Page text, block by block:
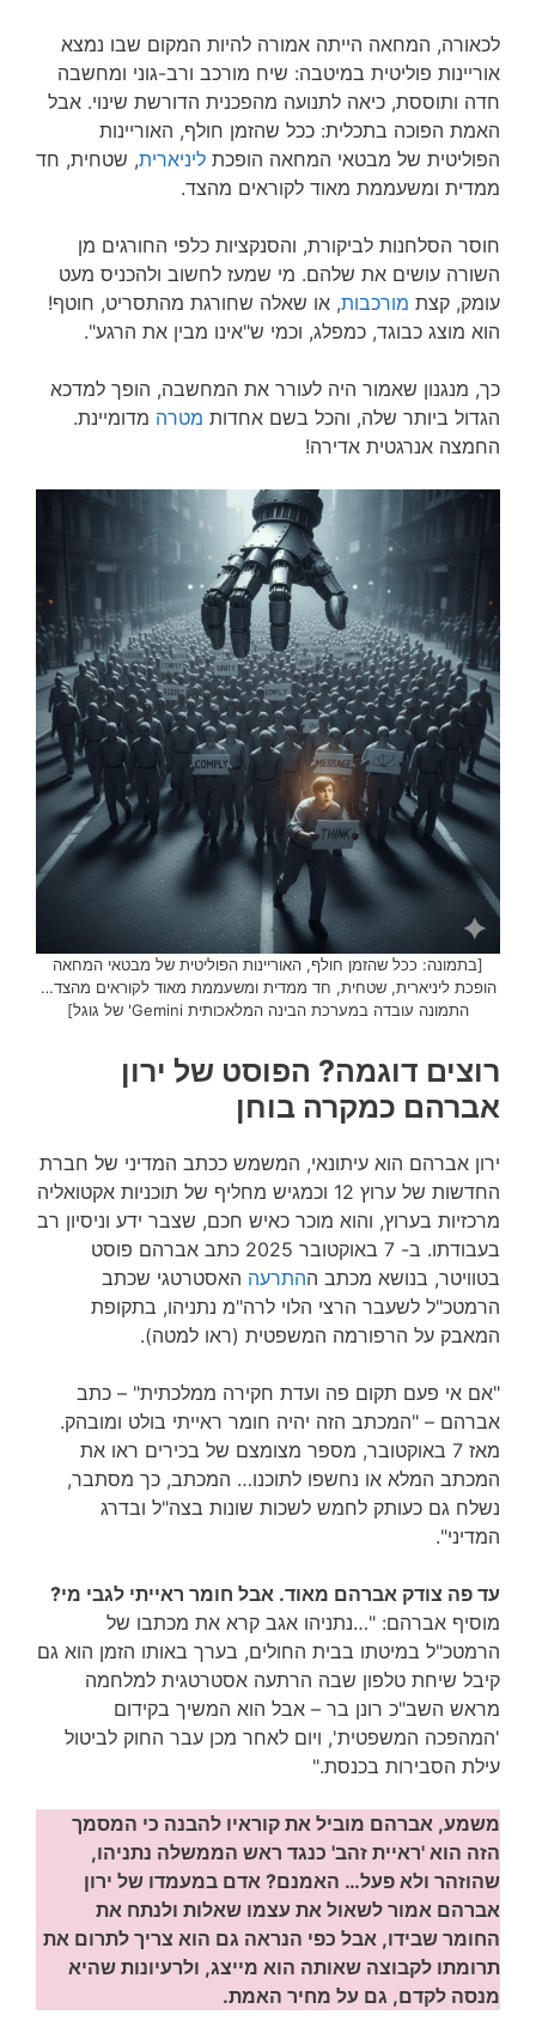
לכאורה, המחאה הייתה אמורה להיות המקום שבו נמצא
אוריינות פוליטית במיטבה: שיח מורכב ורב-גוני ומחשבה
חדה ותוססת, כיאה לתנועה מהפכנית הדורשת שינוי. אבל
האמת הפוכה בתכלית: ככל שהזמן חולף, האוריינות
הפוליטית של מבטאי המחאה הופכת ליניארית, שטחית, חד
ממדית ומשעממת מאוד לקוראים מהצד.
חוסר הסלחנות לביקורת, והסנקציות כלפי החורגים מן
השורה עושים את שלהם. מי שמעז לחשוב ולהכניס מעט
עומק, קצת מורכבות, או שאלה שחורגת מהתסריט, חוטף!
הוא מוצג כבוגד, כמפלג, וכמי ש"אינו מבין את הרגע".
כך, מנגנון שאמור היה לעורר את המחשבה, הופך למדכא
הגדול ביותר שלה, והכל בשם אחדות מטרה מדומיינת.
החמצה אנרגטית אדירה!
[בתמונה: ככל שהזמן חולף, האוריינות הפוליטית של מבטאי המחאה
הופכת ליניארית, שטחית, חד ממדית ומשעממת מאוד לקוראים מהצד…
התמונה עובדה במערכת הבינה המלאכותית Gemini' של גוגל]
רוצים דוגמה? הפוסט של ירון
אברהם כמקרה בוחן
ירון אברהם הוא עיתונאי, המשמש ככתב המדיני של חברת
החדשות של ערוץ 12 וכמגיש מחליף של תוכניות אקטואליה
מרכזיות בערוץ, והוא מוכר כאיש חכם, שצבר ידע וניסיון רב
בעבודתו. ב- 7 באוקטובר 2025 כתב אברהם פוסט
בטוויטר, בנושא מכתב ההתרעה האסטרטגי שכתב
הרמטכ"ל לשעבר הרצי הלוי לרה"מ נתניהו, בתקופת
המאבק על הרפורמה המשפטית (ראו למטה).
"אם אי פעם תקום פה ועדת חקירה ממלכתית" – כתב
אברהם – "המכתב הזה יהיה חומר ראייתי בולט ומובהק.
מאז 7 באוקטובר, מספר מצומצם של בכירים ראו את
המכתב המלא או נחשפו לתוכנו… המכתב, כך מסתבר,
נשלח גם כעותק לחמש לשכות שונות בצה"ל ובדרג
המדיני".
עד פה צודק אברהם מאוד. אבל חומר ראייתי לגבי מי?
מוסיף אברהם: "…נתניהו אגב קרא את מכתבו של
הרמטכ"ל במיטתו בבית החולים, בערך באותו הזמן הוא גם
קיבל שיחת טלפון שבה הרתעה אסטרטגית למלחמה
מראש השב"כ רונן בר – אבל הוא המשיך בקידום
'המהפכה המשפטית', ויום לאחר מכן עבר החוק לביטול
עילת הסבירות בכנסת."
משמע, אברהם מוביל את קוראיו להבנה כי המסמך
הזה הוא 'ראיית זהב' כנגד ראש הממשלה נתניהו,
שהוזהר ולא פעל… האמנם? אדם במעמדו של ירון
אברהם אמור לשאול את עצמו שאלות ולנתח את
החומר שבידו, אבל כפי הנראה גם הוא צריך לתרום את
תרומתו לקבוצה שאותה הוא מייצג, ולרעיונות שהיא
מנסה לקדם, גם על מחיר האמת.